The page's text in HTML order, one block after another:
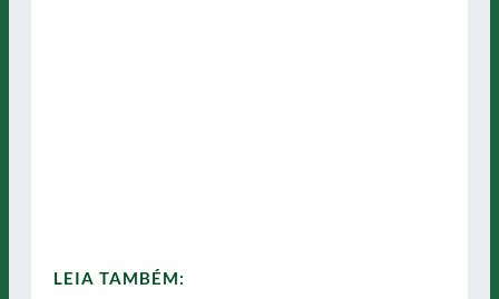
LEIA TAMBÉM: